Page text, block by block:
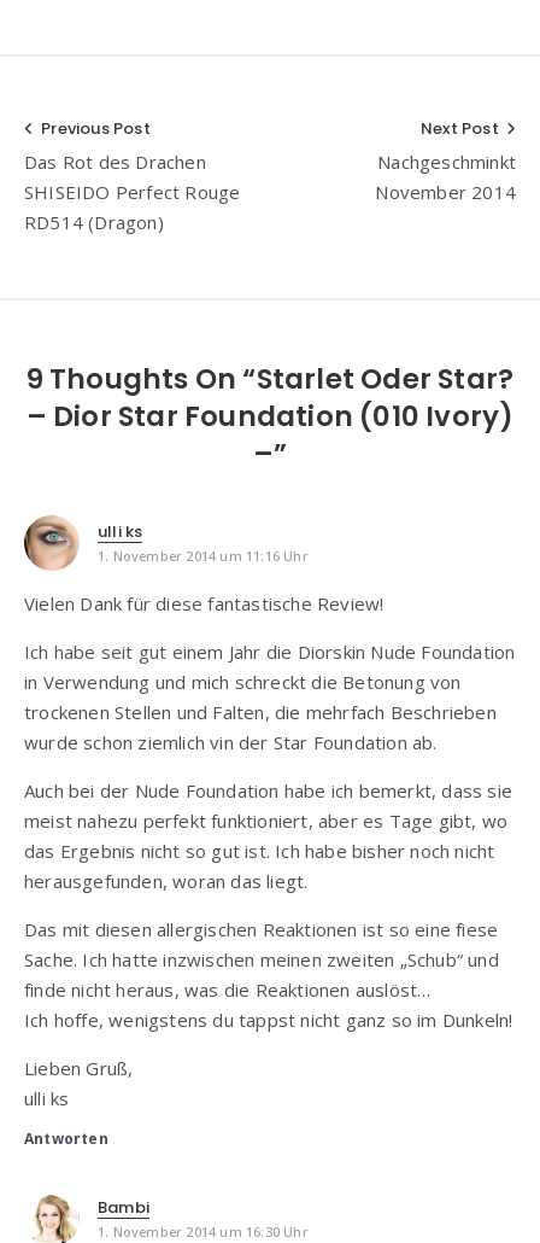
Beitragsnavigation
Previous Post
Das Rot des Drachen
SHISEIDO Perfect Rouge
RD514 (Dragon)
Next Post
Nachgeschminkt
November 2014
9 Thoughts On “Starlet Oder Star?
– Dior Star Foundation (010 Ivory)
–”
ulli ks
1. November 2014 um 11:16 Uhr
Vielen Dank für diese fantastische Review!
Ich habe seit gut einem Jahr die Diorskin Nude Foundation
in Verwendung und mich schreckt die Betonung von
trockenen Stellen und Falten, die mehrfach Beschrieben
wurde schon ziemlich vin der Star Foundation ab.
Auch bei der Nude Foundation habe ich bemerkt, dass sie
meist nahezu perfekt funktioniert, aber es Tage gibt, wo
das Ergebnis nicht so gut ist. Ich habe bisher noch nicht
herausgefunden, woran das liegt.
Das mit diesen allergischen Reaktionen ist so eine fiese
Sache. Ich hatte inzwischen meinen zweiten „Schub“ und
finde nicht heraus, was die Reaktionen auslöst…
Ich hoffe, wenigstens du tappst nicht ganz so im Dunkeln!
Lieben Gruß,
ulli ks
Antworten
Bambi
1. November 2014 um 16:30 Uhr